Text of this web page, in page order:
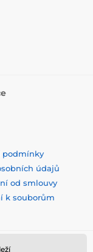
podmínky
údajů
od smlouvy
k souborům